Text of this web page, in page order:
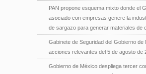
PAN propone esquema mixto donde el
asociado con empresas genere la
de sargazo para generar materiales de
Gabinete de Seguridad del Gobierno de
acciones relevantes del 5 de agosto de
Gobierno de México despliega tercer